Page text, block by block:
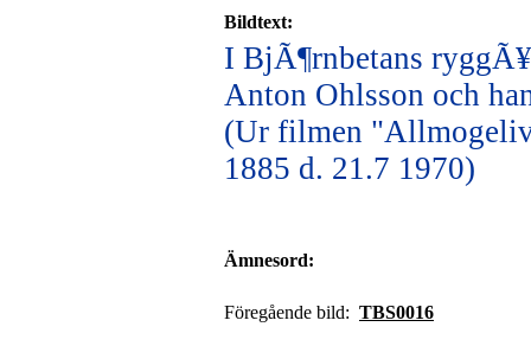
Bildtext:
I BjÃ¶rnbetans
Anton Ohlsson och
(Ur filmen
1885 d. 21.7 1970)
Ämnesord:
Föregående bild: TBS0016